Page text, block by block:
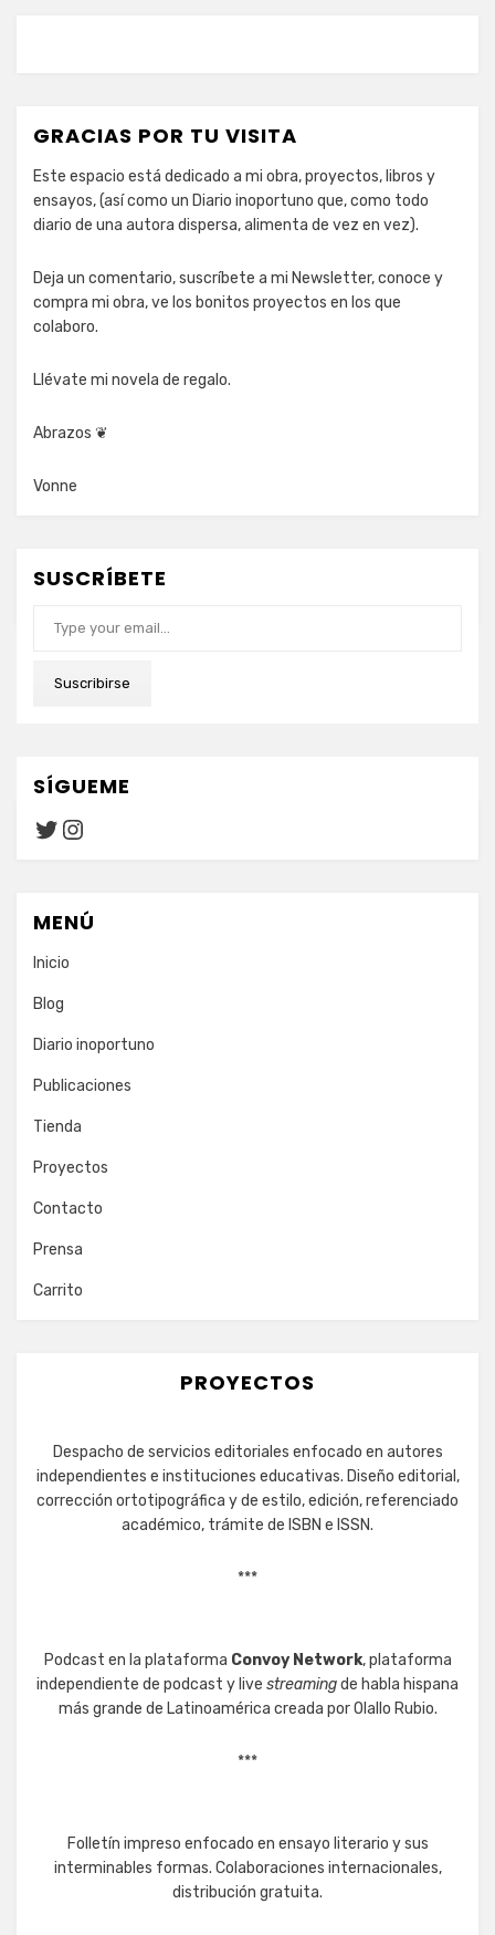
GRACIAS POR TU VISITA
Este espacio está dedicado a mi obra, proyectos, libros y
ensayos, (así como un Diario inoportuno que, como todo
diario de una autora dispersa, alimenta de vez en vez).
Deja un comentario, suscríbete a mi Newsletter, conoce y
compra mi obra, ve los bonitos proyectos en los que
colaboro.
Llévate mi novela de regalo.
Abrazos ❦
Vonne
SUSCRÍBETE
Suscribirse
SÍGUEME
Twitter
Instagram
MENÚ
Inicio
Blog
Diario inoportuno
Publicaciones
Tienda
Proyectos
Contacto
Prensa
Carrito
PROYECTOS
Despacho de servicios editoriales enfocado en autores
independientes e instituciones educativas. Diseño editorial,
corrección ortotipográfica y de estilo, edición, referenciado
académico, trámite de ISBN e ISSN.
***
Podcast en la plataforma Convoy Network, plataforma
independiente de podcast y live streamingde habla hispana
más grande de Latinoamérica creada por Olallo Rubio.
***
Folletín impreso enfocado en ensayo literario y sus
interminables formas. Colaboraciones internacionales,
distribución gratuita.